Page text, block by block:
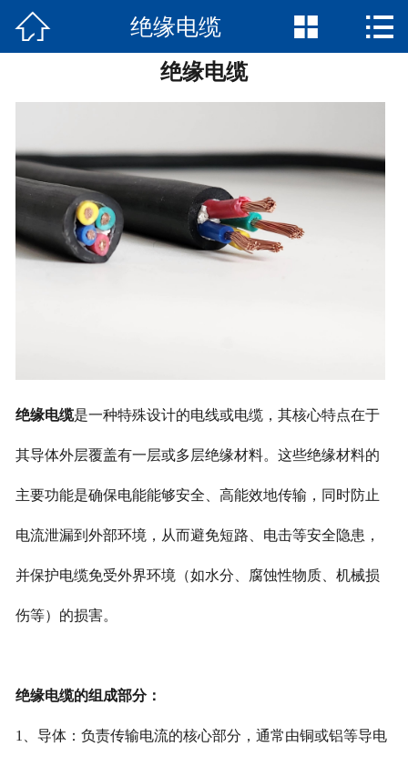
网站首页
新闻资讯
走进刚强
工程案例
 绝缘电缆  
绝缘电缆
绝缘电缆是一种特殊设计的电线或电缆，其核心特点在于
其导体外层覆盖有一层或多层绝缘材料。这些绝缘材料的
主要功能是确保电能能够安全、高能效地传输，同时防止
电流泄漏到外部环境，从而避免短路、电击等安全隐患，
并保护电缆免受外界环境（如水分、腐蚀性物质、机械损
伤等）的损害。
绝缘电缆的组成部分：
1、导体：负责传输电流的核心部分，通常由铜或铝等导电